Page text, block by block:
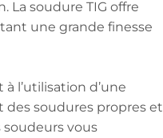
La soudure TIG offre
une grande finesse
l’utilisation d’une
soudures propres et
vous